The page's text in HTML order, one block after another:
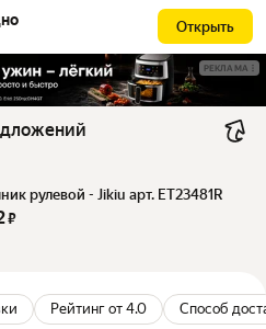
Открыть
РЕКЛАМА
рулевой - Jikiu арт. ET23481R
₽
Рейтинг от 4.0 Способ